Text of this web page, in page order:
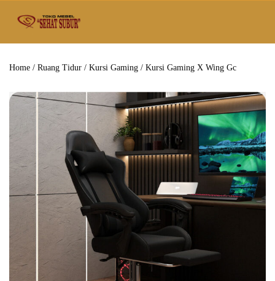
Home / Ruang Tidur / Kursi Gaming / Kursi Gaming X Wing Gc